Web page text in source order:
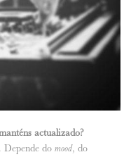
actualizado?
Depende do mood, do